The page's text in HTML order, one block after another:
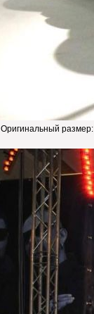
Оригинальный размер: